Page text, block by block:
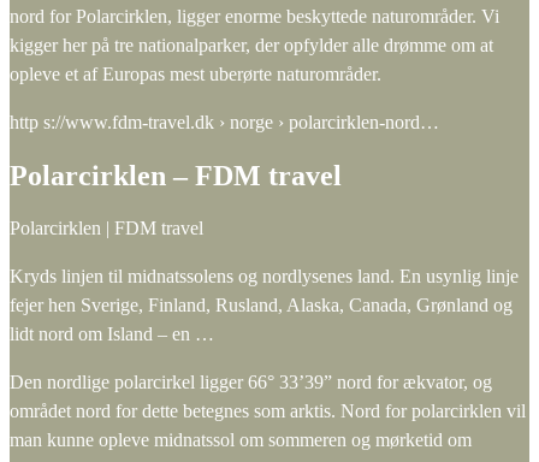
nord for Polarcirklen, ligger enorme beskyttede naturområder. Vi
kigger her på tre nationalparker, der opfylder alle drømme om at
opleve et af Europas mest uberørte naturområder.
http s://www.fdm-travel.dk › norge › polarcirklen-nord…
Polarcirklen – FDM travel
Polarcirklen | FDM travel
Kryds linjen til midnatssolens og nordlysenes land. En usynlig linje
fejer hen Sverige, Finland, Rusland, Alaska, Canada, Grønland og
lidt nord om Island – en …
Den nordlige polarcirkel ligger 66° 33’39” nord for ækvator, og
området nord for dette betegnes som arktis. Nord for polarcirklen vil
man kunne opleve midnatssol om sommeren og mørketid om